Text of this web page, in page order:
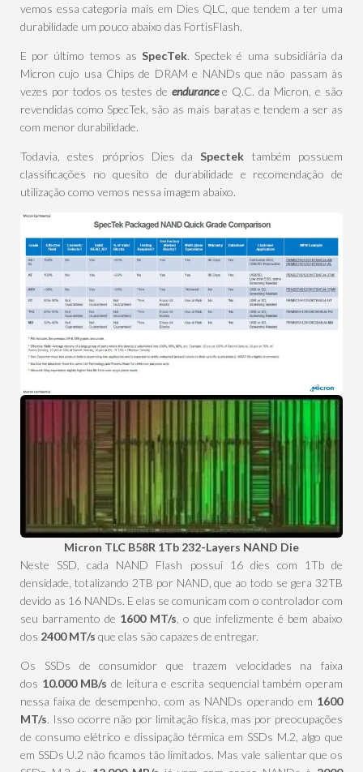
vemos essa categoria mais em Dies QLC, que tendem a ter uma
durabilidade um pouco abaixo das FortisFlash.
E por último temos as SpecTek. Spectek é uma subsidiária da
Micron cujo usa Chips de DRAM e NANDs que não passam às
vezes por todos os testes de endurancee Q.C. da Micron, e são
revendidas como SpecTek, são as mais baratas e tendem a ser as
com menor durabilidade.
Todavia, estes próprios Dies daSpectek também possuem
classificações no quesito de durabilidade e recomendação de
utilização como vemos nessa imagem abaixo.
Micron TLC B58R 1Tb 232-Layers NAND Die
Neste SSD, cada NAND Flash possui 16 dies com 1Tb de
densidade, totalizando 2TB por NAND, que ao todo se gera 32TB
devido as 16 NANDs. E elas se comunicam com o controlador com
seu barramento de 1600 MT/s , o que infelizmente é bem abaixo
dos 2400 MT/s que elas são capazes de entregar.
Os SSDs de consumidor que trazem velocidades na faixa
dos 10.000 MB/s de leitura e escrita sequencial também operam
nessa faixa de desempenho, com as NANDs operando em 1600
MT/s. Isso ocorre não por limitação física, mas por preocupações
de consumo elétrico e dissipação térmica em SSDs M.2, algo que
em SSDs U.2 não ficamos tão limitados. Mas vale salientar que os